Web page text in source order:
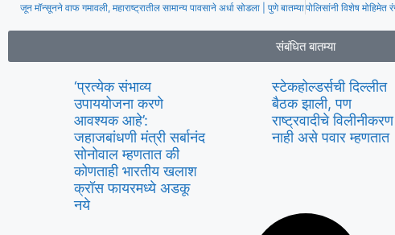
जून मॉन्सूनने वाफ गमावली, महाराष्ट्रातील सामान्य पावसाने अर्धा सोडला | पुणे बातम्या
संबंधित बातम्या
‘प्रत्येक संभाव्य
उपाययोजना करणे
आवश्यक आहे’:
जहाजबांधणी मंत्री सर्बानंद
सोनोवाल म्हणतात की
कोणताही भारतीय खलाश
क्रॉस फायरमध्ये अडकू
नये
स्टेकहोल्डर्सची दिल्लीत
बैठक झाली, पण
राष्ट्रवादीचे विलीनीकरण
नाही असे पवार म्हणतात